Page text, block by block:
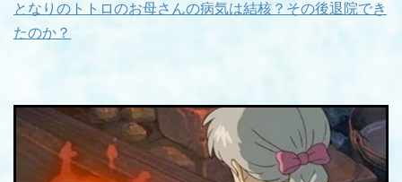
となりのトトロのお母さんの病気は結核？その後退院でき
たのか？